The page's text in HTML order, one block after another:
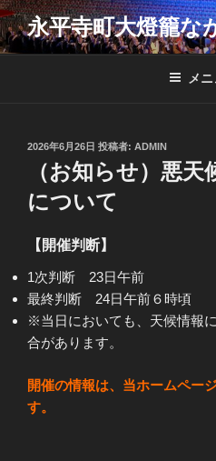
コ
ン
テ
永平寺町大燈籠な
メ
投
2026年6月26日 投稿者: ADMIN
（お知らせ）悪
について
【 開催判断】
1次判断 23日午前
最終判断 24日午前６時頃
※当日においても、天候情報
合があります。
開催の情報は、当ホームペー
す。